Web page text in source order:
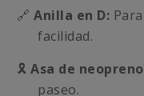
🔗 Anilla en D:
facilidad.
🎗️ Asa de
paseo.